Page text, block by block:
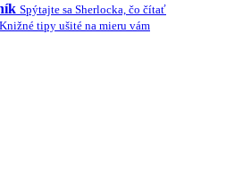
Spýtajte sa Sherlocka, čo čítať
Knižné tipy ušité na mieru vám